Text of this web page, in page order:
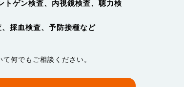
トゲン検査、内視鏡検査、聴力検
採血検査、予防接種など
何でもご相談ください。